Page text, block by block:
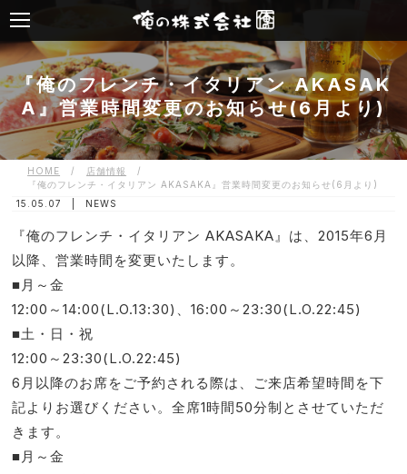
『俺のフレンチ・イタリアン AKASAK
A』営業時間変更のお知らせ(6月より)
HOME / 店舗情報
/
『俺のフレンチ・イタリアン AKASAKA』営業時間変更のお知らせ(6月より)
15.05.07 |
NEWS
『俺のフレンチ・イタリアン AKASAKA』は、2015年6月
以降、営業時間を変更いたします。
■月～金
12:00～14:00(L.O.13:30)、16:00～23:30(L.O.22:45)
■土・日・祝
12:00～23:30(L.O.22:45)
6月以降のお席をご予約される際は、ご来店希望時間を下
記よりお選びください。全席1時間50分制とさせていただ
きます。
■月～金